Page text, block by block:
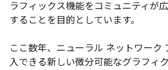
ラフィックス機能をコミュニティが
することを目的としています。
ここ数年、ニューラル ネットワーク
入できる新しい微分可能なグラフィ